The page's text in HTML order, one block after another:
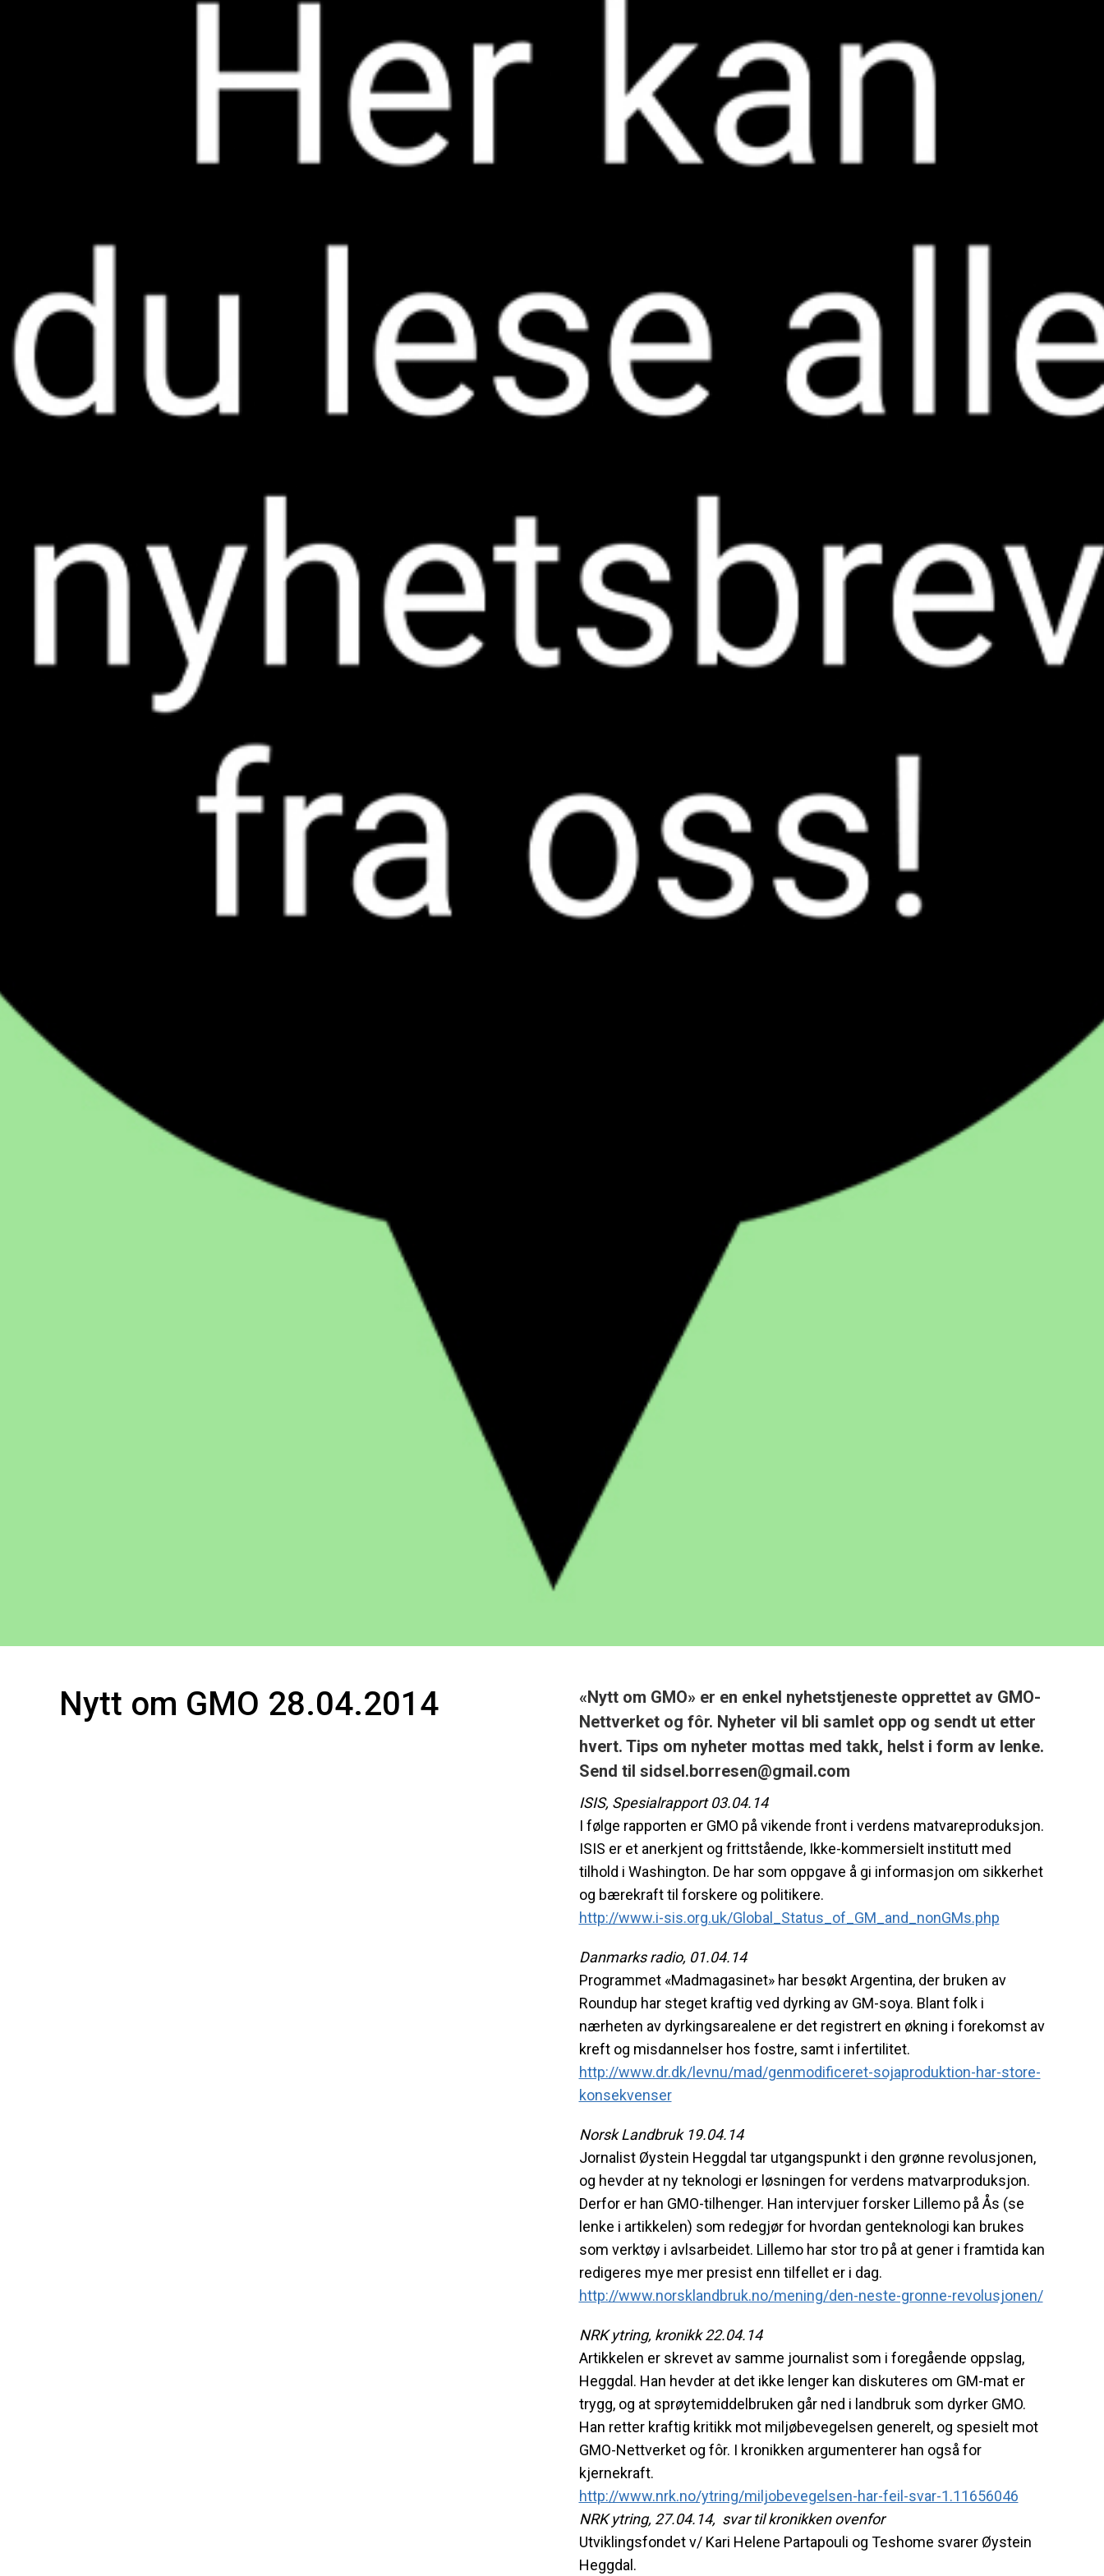
You are here:
Nytt om GMO 28.04.2014
«Nytt om GMO» er en enkel nyhetstjeneste opprettet av GMO-
Nettverket og fôr. Nyheter vil bli samlet opp og sendt ut etter
hvert. Tips om nyheter mottas med takk, helst i form av lenke.
Send til sidsel.borresen@gmail.com
ISIS, Spesialrapport 03.04.14
I følge rapporten er GMO på vikende front i verdens matvareproduksjon.
ISIS er et anerkjent og frittstående, Ikke-kommersielt institutt med
tilhold i Washington. De har som oppgave å gi informasjon om sikkerhet
og bærekraft til forskere og politikere.
http://www.i-sis.org.uk/Global_Status_of_GM_and_nonGMs.php
Danmarks radio, 01.04.14
Programmet «Madmagasinet» har besøkt Argentina, der bruken av
Roundup har steget kraftig ved dyrking av GM-soya. Blant folk i
nærheten av dyrkingsarealene er det registrert en økning i forekomst av
kreft og misdannelser hos fostre, samt i infertilitet.
http://www.dr.dk/levnu/mad/genmodificeret-sojaproduktion-har-store-
konsekvenser
Norsk Landbruk 19.04.14
Jornalist Øystein Heggdal tar utgangspunkt i den grønne revolusjonen,
og hevder at ny teknologi er løsningen for verdens matvarproduksjon.
Derfor er han GMO-tilhenger. Han intervjuer forsker Lillemo på Ås (se
lenke i artikkelen) som redegjør for hvordan genteknologi kan brukes
som verktøy i avlsarbeidet. Lillemo har stor tro på at gener i framtida kan
redigeres mye mer presist enn tilfellet er i dag.
http://www.norsklandbruk.no/mening/den-neste-gronne-revolusjonen/
NRK ytring, kronikk 22.04.14
Artikkelen er skrevet av samme journalist som i foregående oppslag,
Heggdal. Han hevder at det ikke lenger kan diskuteres om GM-mat er
trygg, og at sprøytemiddelbruken går ned i landbruk som dyrker GMO.
Han retter kraftig kritikk mot miljøbevegelsen generelt, og spesielt mot
GMO-Nettverket og fôr. I kronikken argumenterer han også for
kjernekraft.
http://www.nrk.no/ytring/miljobevegelsen-har-feil-svar-1.11656046
NRK ytring, 27.04.14, svar til kronikken ovenfor
Utviklingsfondet v/ Kari Helene Partapouli og Teshome svarer Øystein
Heggdal.